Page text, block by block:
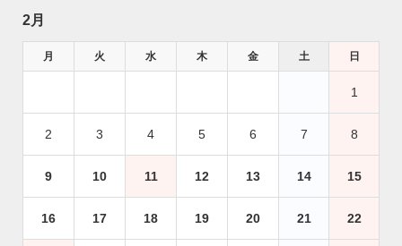
2月
月 火 水 木 金 土 日
1
2 3 4 5 6 7 8
9 10 11 12 13 14 15
16 17 18 19 20 21 22